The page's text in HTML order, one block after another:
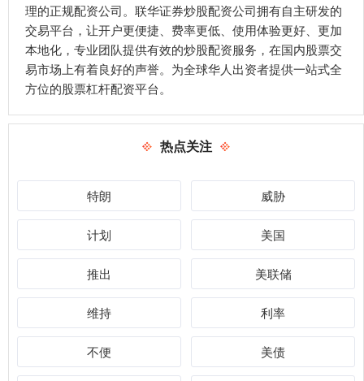
理的正规配资公司。联华证券炒股配资公司拥有自主研发的
交易平台，让开户更便捷、费率更低、使用体验更好、更加
本地化，专业团队提供有效的炒股配资服务，在国内股票交
易市场上有着良好的声誉。为全球华人出资者提供一站式全
方位的股票杠杆配资平台。
热点关注
特朗 威胁
计划 美国
推出 美联储
维持 利率
不便 美债